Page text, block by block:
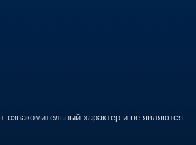
ознакомительный характер и не являются